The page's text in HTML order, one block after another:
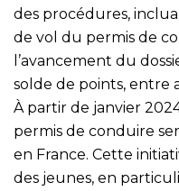
des procédures,
de vol du permis de
l’avancement du
solde de points, entre
À partir de janvier
permis de conduire
en France. Cette
des jeunes, en